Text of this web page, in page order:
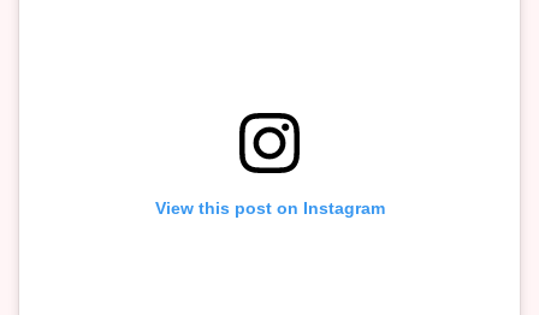
View this post on Instagram